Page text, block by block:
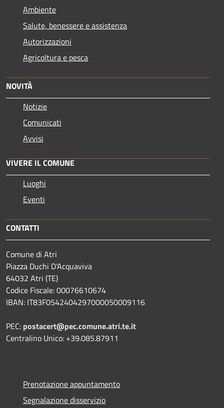
Ambiente
Salute, benessere e assistenza
Autorizzazioni
Agricoltura e pesca
NOVITÀ
Notizie
Comunicati
Avvisi
VIVERE IL COMUNE
Luoghi
Eventi
CONTATTI
Comune di Atri
Piazza Duchi D'Acquaviva
64032 Atri (TE)
Codice Fiscale: 00076610674
IBAN: IT83F0542404297000050009116
PEC: postacert@pec.comune.atri.te.it
Centralino Unico: +39.085.87911
Prenotazione appuntamento
Segnalazione disservizio